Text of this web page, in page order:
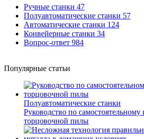
Ручные станки 47
Полуавтоматические станки 57
Автоматические станки 124
Конвейерные станки 34
Вопрос-ответ 984
Популярные статьи
Полуавтоматические станки
Руководство по
торцовочной пилы